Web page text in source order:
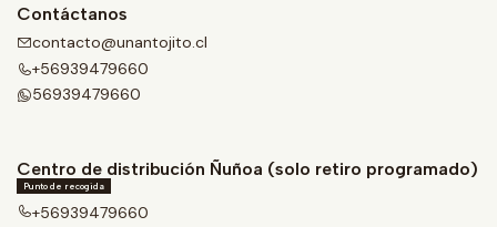
Contáctanos
contacto@unantojito.cl
+56939479660
56939479660
Centro de distribución Ñuñoa (solo retiro programado)
Punto de recogida
+56939479660